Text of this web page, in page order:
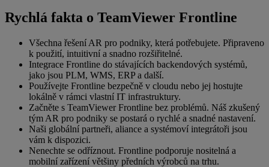
Rychlá fakta o TeamViewer Frontline
Všechna řešení AR pro podniky, která potřebujete. Připraveno
k použití, intuitivní a snadno rozšiřitelné.
Integrace Frontline do stávajících backendových systémů,
jako jsou PLM, WMS, ERP a další.
Používejte Frontline bezpečně v cloudu nebo jej hostujte
lokálně v rámci vlastní IT infrastruktury.
Začněte s TeamViewer Frontline bez problémů. Náš zkušený
tým AR pro podniky se postará o rychlé a snadné nastavení.
Naši globální partneři, aliance a systémoví integrátoři jsou
vám k dispozici.
Nenechte se odříznout. Frontline podporuje nositelná a
mobilní zařízení většiny předních výrobců na trhu.